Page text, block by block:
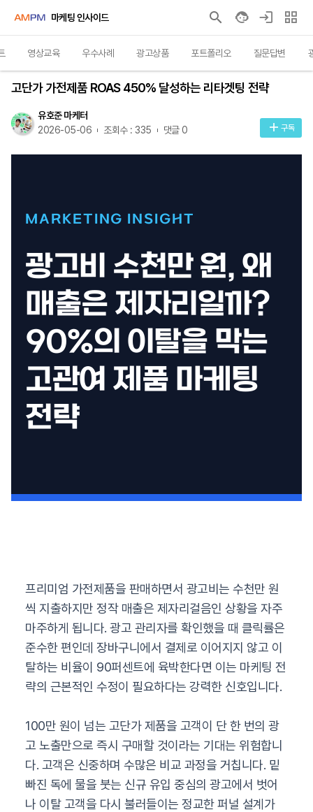
마케팅 인사이드
영상교육 우수사례 광고상품 포트폴리오 질문답변
인사이트
고단가 가전제품 ROAS 450% 달성하는 리타겟팅 전략
유호준 마케터
2026-05-06
조회수 : 335 댓글 0 구독
MARKETING INSIGHT
광고비 수천만 원, 왜
매출은 제자리일까?
90%의 이탈을 막는
고관여 제품 마케팅
전략
프리미엄 가전제품을 판매하면서 광고비는 수천만 원
씩 지출하지만 정작 매출은 제자리걸음인 상황을 자주
마주하게 됩니다. 광고 관리자를 확인했을 때 클릭률은
준수한 편인데 장바구니에서 결제로 이어지지 않고 이
탈하는 비율이 90퍼센트에 육박한다면 이는 마케팅 전
략의 근본적인 수정이 필요하다는 강력한 신호입니다.
100만 원이 넘는 고단가 제품을 고객이 단 한 번의 광
고 노출만으로 즉시 구매할 것이라는 기대는 위험합니
다. 고객은 신중하며 수많은 비교 과정을 거칩니다. 밑
빠진 독에 물을 붓는 신규 유입 중심의 광고에서 벗어
나 이탈 고객을 다시 불러들이는 정교한 퍼널 설계가